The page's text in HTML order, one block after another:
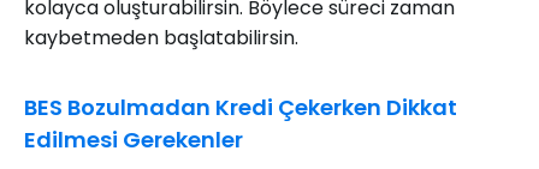
kolayca oluşturabilirsin. Böylece süreci zaman
kaybetmeden başlatabilirsin.
BES Bozulmadan Kredi Çekerken Dikkat
Edilmesi Gerekenler